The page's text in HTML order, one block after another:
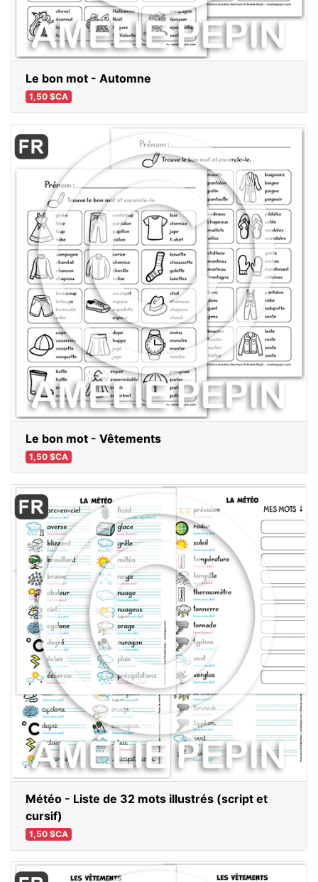
Le bon mot - Automne
1,50 $CA
Le bon mot - Vêtements
1,50 $CA
Météo - Liste de 32 mots illustrés (script et
cursif)
1,50 $CA